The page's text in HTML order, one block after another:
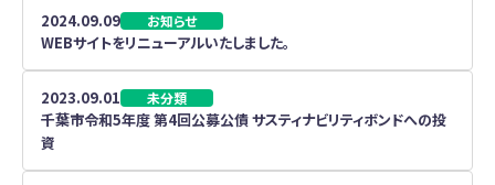
WEBサイトをリニューアルいたしました。
2024.09.09 お知らせ
千葉市令和5年度 第4回公募公債 サスティナビリティボンドへの投
資
2023.09.01 未分類